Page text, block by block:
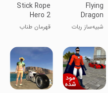
Flying
Dragon
Robot
Simulator
War
شبیه‌ساز ربات
جنگ تحول
Stick Rope
Hero 2
قهرمان طناب